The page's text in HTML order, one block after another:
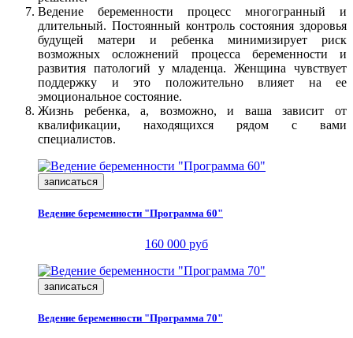
Ведение беременности процесс многогранный и
длительный. Постоянный контроль состояния здоровья
будущей матери и ребенка минимизирует риск
возможных осложнений процесса беременности и
развития патологий у младенца. Женщина чувствует
поддержку и это положительно влияет на ее
эмоциональное состояние.
Жизнь ребенка, а, возможно, и ваша зависит от
квалификации, находящихся рядом с вами
специалистов.
записаться
Ведение беременности "Программа 60"
160 000 руб
записаться
Ведение беременности "Программа 70"